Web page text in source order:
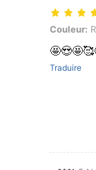
Couleur:
Couleur:
Traduire